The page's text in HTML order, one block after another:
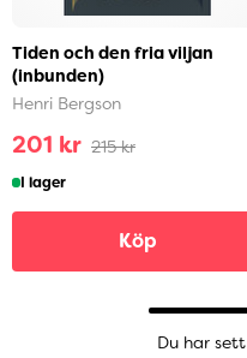
Tiden och den fria viljan
(inbunden)
Henri Bergson
201 kr 215 kr
I lager
Köp
Du har